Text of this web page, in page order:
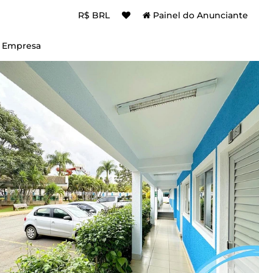
R$ BRL Painel do Anunciante
Empresa
Empresa
Contato
Termos de Uso
Política e Privacidade